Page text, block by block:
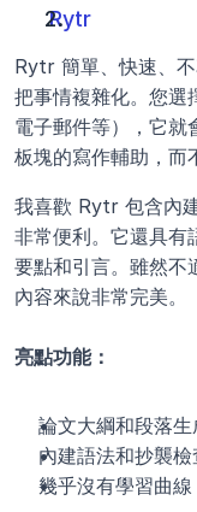
Rytr
Rytr 簡單、快速、
把事情複雜化。您選
電子郵件等），它就
板塊的寫作輔助，而
我喜歡 Rytr 包含內
非常便利。它還具有
要點和引言。雖然不
內容來說非常完美。
亮點功能：
論文大綱和段落生
內建語法和抄襲檢
幾乎沒有學習曲